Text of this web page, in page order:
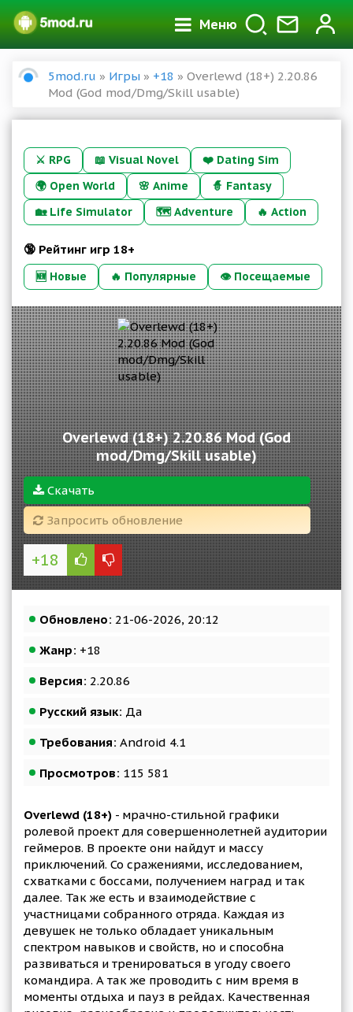
Меню
5mod.ru » Игры » +18 » Overlewd (18+) 2.20.86
Mod (God mod/Dmg/Skill usable)
⚔️ RPG 📖 Visual Novel ❤️ Dating Sim
🌍 Open World 🌸 Anime 🧙 Fantasy
🏡 Life Simulator 🗺️ Adventure 🔥 Action
🔞 Рейтинг игр 18+
🆕 Новые 🔥 Популярные 👁 Посещаемые
Overlewd (18+) 2.20.86 Mod (God
mod/Dmg/Skill usable)
Скачать
Запросить обновление
+18
Обновлено: 21-06-2026, 20:12
Жанр: +18
Версия: 2.20.86
Русский язык: Да
Требования: Android 4.1
Просмотров: 115 581
Overlewd (18+) - мрачно-стильной графики
ролевой проект для совершеннолетней аудитории
геймеров. В проекте они найдут и массу
приключений. Со сражениями, исследованием,
схватками с боссами, получением наград и так
далее. Так же есть и взаимодействие с
участницами собранного отряда. Каждая из
девушек не только обладает уникальным
спектром навыков и свойств, но и способна
развиваться и тренироваться в угоду своего
командира. А так же проводить с ним время в
моменты отдыха и пауз в рейдах. Качественная